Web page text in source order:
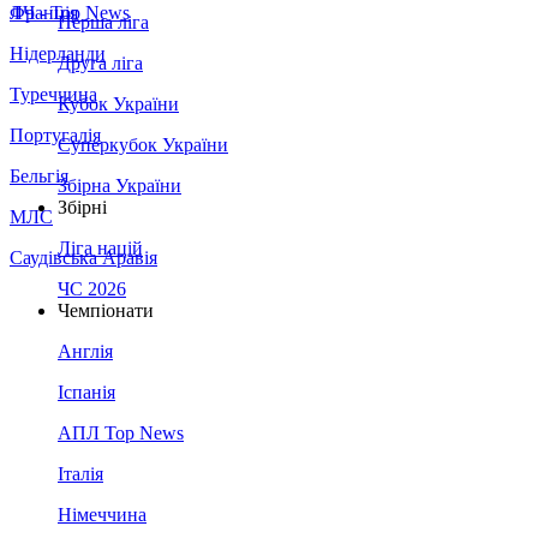
Франція
Нідерланди
Туреччина
Португалія
Бельгія
МЛС
Саудівська Аравія
ЛЧ - Top News
Перша ліга
Друга ліга
Кубок України
Суперкубок України
Збірна України
Збірні
Ліга націй
ЧС 2026
Чемпіонати
Англія
Іспанія
АПЛ Top News
Італія
Німеччина